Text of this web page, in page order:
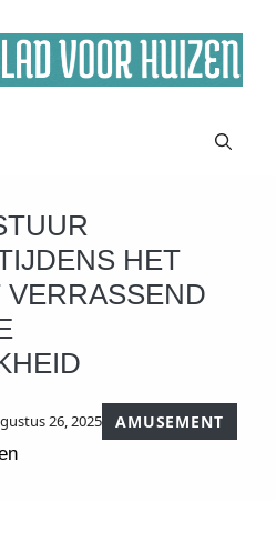
HET
26, 2025
AMUSEMENT